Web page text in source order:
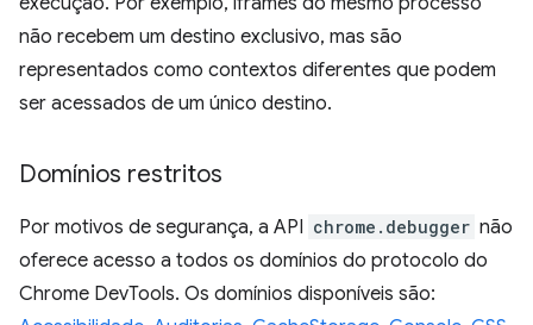
não recebem um destino exclusivo, mas são
representados como contextos diferentes que podem
ser acessados de um único destino.
Domínios restritos
Por motivos de segurança, a API chrome.debugger não
oferece acesso a todos os domínios do protocolo do
Chrome DevTools. Os domínios disponíveis são: